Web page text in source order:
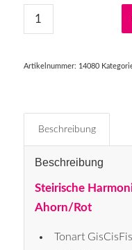
Artikelnummer: 14080
Beschreibung
Beschreibung
Steirische
Ahorn/Rot
Tonart